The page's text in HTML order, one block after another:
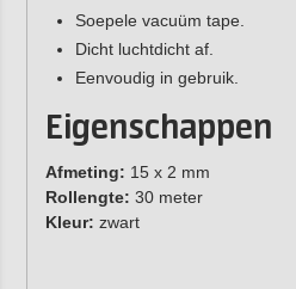
Soepele vacuüm tape.
Dicht luchtdicht af.
Eenvoudig in gebruik.
Eigenschappen
Afmeting: 15 x 2 mm
Rollengte: 30 meter
Kleur: zwart